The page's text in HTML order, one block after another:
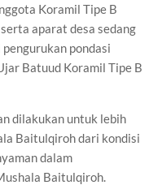
Koramil Tipe B
aparat desa sedang
pondasi
Batuud Koramil Tipe B
dilakukan untuk lebih
Baitulqiroh dari kondisi
dalam
Baitulqiroh.